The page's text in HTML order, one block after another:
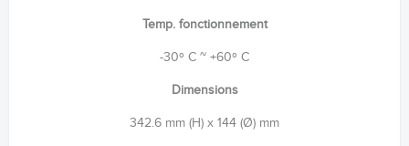
Temp. fonctionnement
-30º C ~ +60º C
Dimensions
342.6 mm (H) x 144 (Ø) mm